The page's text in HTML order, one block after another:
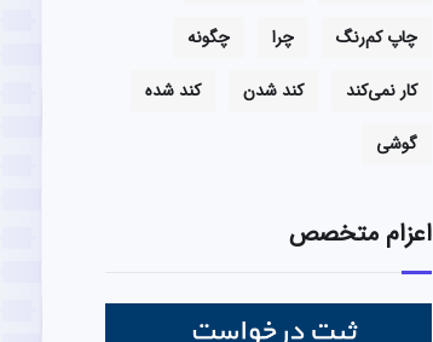
چاپ کم‌رنگ
چرا
چگونه
کار نمی‌کند
کند شدن
کند شده
گوشی
اعزام متخصص